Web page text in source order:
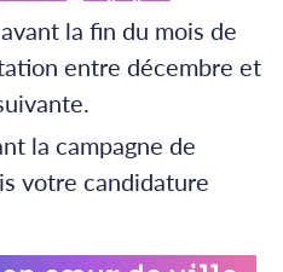
la fin du mois de
entre décembre et
la campagne de
votre candidature